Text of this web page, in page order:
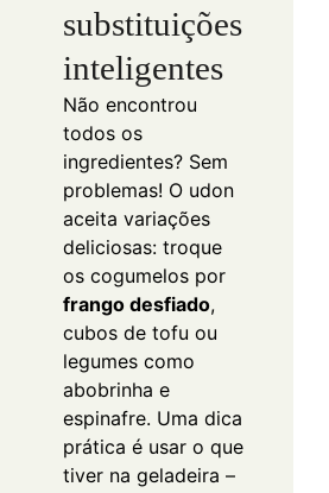
substituições
inteligentes
Não encontrou
todos os
ingredientes? Sem
problemas! O udon
aceita variações
deliciosas: troque
os cogumelos por
frango desfiado,
cubos de tofu ou
legumes como
abobrinha e
espinafre. Uma dica
prática é usar o que
tiver na geladeira –